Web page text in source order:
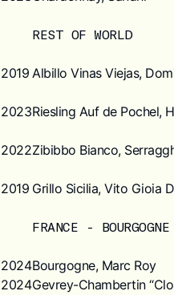
REST OF WORLD
2019 Albillo Vinas Viejas,
2023Riesling Auf de Pochel,
2022Zibibbo Bianco,
2019 Grillo Sicilia, Vito Gioia
FRANCE - BOURGOGNE
2024Bourgogne, Marc Roy
2024Gevrey-Chambertin